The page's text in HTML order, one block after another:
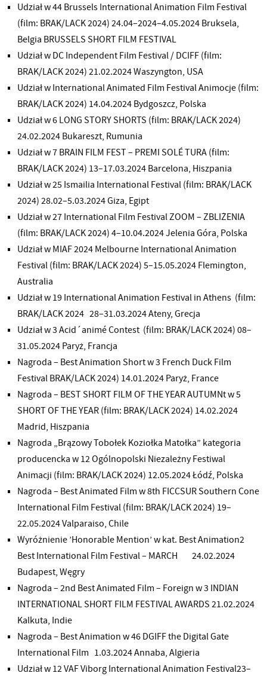
Udział w 44 Brussels International Animation Film Festival
(film: BRAK/LACK 2024) 24.04–2024–4.05.2024 Bruksela,
Belgia BRUSSELS SHORT FILM FESTIVAL
Udział w DC Independent Film Festival / DCIFF (film:
BRAK/LACK 2024) 21.02.2024 Waszyngton, USA
Udział w International Animated Film Festival Animocje (film:
BRAK/LACK 2024) 14.04.2024 Bydgoszcz, Polska
Udział w 6 LONG STORY SHORTS (film: BRAK/LACK 2024)
24.02.2024 Bukareszt, Rumunia
Udział w 7 BRAIN FILM FEST – PREMI SOLÉ TURA (film:
BRAK/LACK 2024) 13–17.03.2024 Barcelona, Hiszpania
Udział w 25 Ismailia International Festival (film: BRAK/LACK
2024) 28.02–5.03.2024 Giza, Egipt
Udział w 27 International Film Festival ZOOM – ZBLIŻENIA
(film: BRAK/LACK 2024) 4–10.04.2024 Jelenia Góra, Polska
Udział w MIAF 2024 Melbourne International Animation
Festival (film: BRAK/LACK 2024) 5–15.05.2024 Flemington,
Australia
Udział w 19 International Animation Festival in Athens (film:
BRAK/LACK 2024 28–31.03.2024 Ateny, Grecja
Udział w 3 Acid´animé Contest (film: BRAK/LACK 2024) 08–
31.05.2024 Paryż, Francja
Nagroda – Best Animation Short w 3 French Duck Film
Festival BRAK/LACK 2024) 14.01.2024 Paryż, France
Nagroda – BEST SHORT FILM OF THE YEAR AUTUMNt w 5
SHORT OF THE YEAR (film: BRAK/LACK 2024) 14.02.2024
Madrid, Hiszpania
Nagroda „Brązowy Tobołek Koziołka Matołka” kategoria
producencka w 12 Ogólnopolski Niezależny Festiwal
Animacji (film: BRAK/LACK 2024) 12.05.2024 Łódź, Polska
Nagroda – Best Animated Film w 8th FICCSUR Southern Cone
International Film Festival (film: BRAK/LACK 2024) 19–
22.05.2024 Valparaiso, Chile
Wyróżnienie ’Honorable Mention’ w kat. Best Animation2
Best International Film Festival – MARCH 24.02.2024
Budapest, Węgry
Nagroda – 2nd Best Animated Film – Foreign w 3 INDIAN
INTERNATIONAL SHORT FILM FESTIVAL AWARDS 21.02.2024
Kalkuta, Indie
Nagroda – Best Animation w 46 DGIFF the Digital Gate
International Film 1.03.2024 Annaba, Algieria
Udział w 12 VAF Viborg International Animation Festival23–